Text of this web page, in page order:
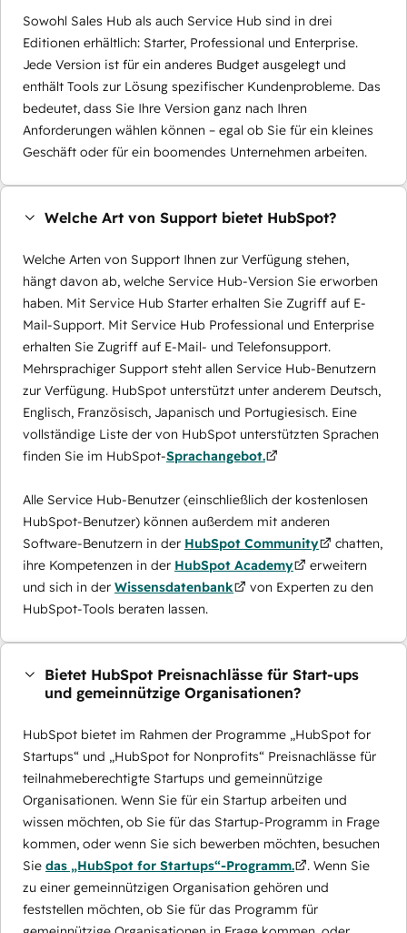
Sowohl Sales Hub als auch Service Hub sind in drei
Editionen erhältlich: Starter, Professional und Enterprise.
Jede Version ist für ein anderes Budget ausgelegt und
enthält Tools zur Lösung spezifischer Kundenprobleme. Das
bedeutet, dass Sie Ihre Version ganz nach Ihren
Anforderungen wählen können – egal ob Sie für ein kleines
Geschäft oder für ein boomendes Unternehmen arbeiten.
Welche Art von Support bietet HubSpot?
Welche Arten von Support Ihnen zur Verfügung stehen,
hängt davon ab, welche Service Hub-Version Sie erworben
haben. Mit Service Hub Starter erhalten Sie Zugriff auf E-
Mail-Support. Mit Service Hub Professional und Enterprise
erhalten Sie Zugriff auf E-Mail- und Telefonsupport.
Mehrsprachiger Support steht allen Service Hub-Benutzern
zur Verfügung. HubSpot unterstützt unter anderem Deutsch,
Englisch, Französisch, Japanisch und Portugiesisch. Eine
vollständige Liste der von HubSpot unterstützten Sprachen
finden Sie im HubSpot-Sprachangebot.
Alle Service Hub-Benutzer (einschließlich der kostenlosen
HubSpot-Benutzer) können außerdem mit anderen
Software-Benutzern in der HubSpot Community
chatten,
ihre Kompetenzen in der HubSpot Academy
erweitern
und sich in der Wissensdatenbank
von Experten zu den
HubSpot-Tools beraten lassen.
Bietet HubSpot Preisnachlässe für Start-ups
und gemeinnützige Organisationen?
HubSpot bietet im Rahmen der Programme „HubSpot for
Startups“ und „HubSpot for Nonprofits“ Preisnachlässe für
teilnahmeberechtigte Startups und gemeinnützige
Organisationen. Wenn Sie für ein Startup arbeiten und
wissen möchten, ob Sie für das Startup-Programm in Frage
kommen, oder wenn Sie sich bewerben möchten, besuchen
Sie das „HubSpot for Startups“-Programm.
. Wenn Sie
zu einer gemeinnützigen Organisation gehören und
feststellen möchten, ob Sie für das Programm für